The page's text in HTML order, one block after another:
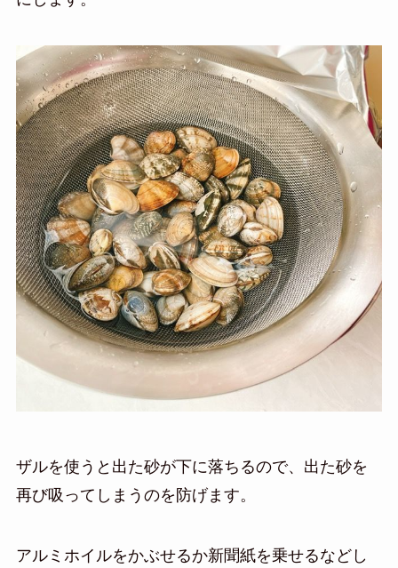
ザルを使うと出た砂が下に落ちるので、出た砂を
再び吸ってしまうのを防げます。
アルミホイルをかぶせるか新聞紙を乗せるなどし